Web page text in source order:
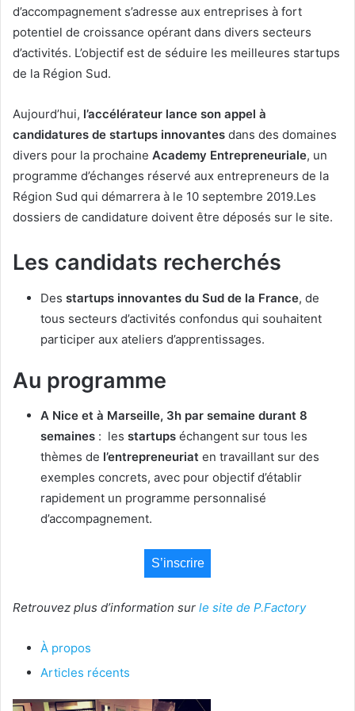
d’accompagnement s’adresse aux entreprises à fort
potentiel de croissance opérant dans divers secteurs
d’activités. L’objectif est de séduire les meilleures startups
de la Région Sud.
Aujourd’hui, l’accélérateur lance son appel à
candidatures de startups innovantes dans des domaines
divers pour la prochaine Academy Entrepreneuriale, un
programme d’échanges réservé aux entrepreneurs de la
Région Sud qui démarrera à le 10 septembre 2019.Les
dossiers de candidature doivent être déposés sur le site.
Les candidats recherchés
Des startups innovantes du Sud de la France, de
tous secteurs d’activités confondus qui souhaitent
participer aux ateliers d’apprentissages.
Au programme
A Nice et à Marseille, 3h par semaine durant 8
semaines : les startups échangent sur tous les
thèmes de l’entrepreneuriat en travaillant sur des
exemples concrets, avec pour objectif d’établir
rapidement un programme personnalisé
d’accompagnement.
S’inscrire
Retrouvez plus d’information sur le site de P.Factory
À propos
Articles récents